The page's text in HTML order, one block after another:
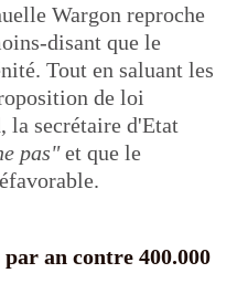
Wargon reproche
disant que le
Tout en saluant les
de loi
la secrétaire d'Etat
pas"et que le
an contre 400.000